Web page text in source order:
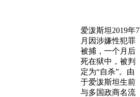
爱泼斯坦2019年7
月因涉嫌性犯罪
被捕，一个月后
死在狱中，被判
定为“自杀”。由
于爱泼斯坦生前
与多国政商名流